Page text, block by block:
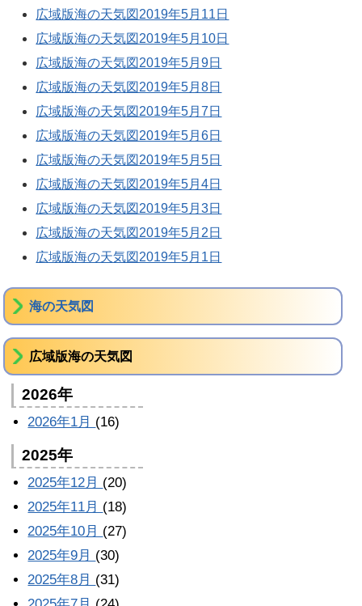
広域版海の天気図2019年5月11日
広域版海の天気図2019年5月10日
広域版海の天気図2019年5月9日
広域版海の天気図2019年5月8日
広域版海の天気図2019年5月7日
広域版海の天気図2019年5月6日
広域版海の天気図2019年5月5日
広域版海の天気図2019年5月4日
広域版海の天気図2019年5月3日
広域版海の天気図2019年5月2日
広域版海の天気図2019年5月1日
海の天気図
広域版海の天気図
2026年
2026年1月 (16)
2025年
2025年12月 (20)
2025年11月 (18)
2025年10月 (27)
2025年9月 (30)
2025年8月 (31)